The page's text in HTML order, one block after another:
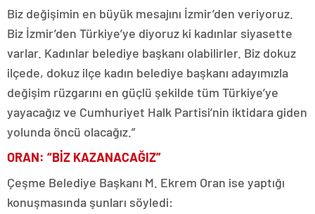
Biz değişimin en büyük mesajını İzmir’den veriyoruz.
Biz İzmir’den Türkiye’ye diyoruz ki kadınlar siyasette
varlar. Kadınlar belediye başkanı olabilirler. Biz dokuz
ilçede, dokuz ilçe kadın belediye başkanı adayımızla
değişim rüzgarını en güçlü şekilde tüm Türkiye’ye
yayacağız ve Cumhuriyet Halk Partisi’nin iktidara giden
yolunda öncü olacağız.”
ORAN: “BİZ KAZANACAĞIZ”
Çeşme Belediye Başkanı M. Ekrem Oran ise yaptığı
konuşmasında şunları söyledi: